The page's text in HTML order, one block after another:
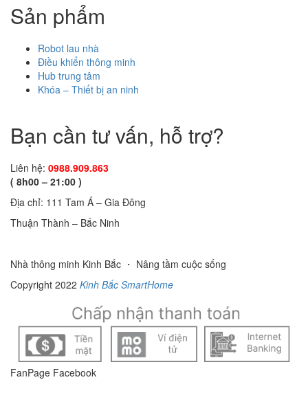
Sản phẩm
Robot lau nhà
Điều khiển thông minh
Hub trung tâm
Khóa – Thiết bị an ninh
Bạn cần tư vấn, hỗ trợ?
Liên hệ: 0988.909.863
( 8h00 – 21:00 )
Địa chỉ: 111 Tam Á – Gia Đông
Thuận Thành – Bắc Ninh
Nhà thông minh Kinh Bắc ・ Nâng tầm cuộc sống
Copyright 2022 Kinh Bắc SmartHome
FanPage Facebook